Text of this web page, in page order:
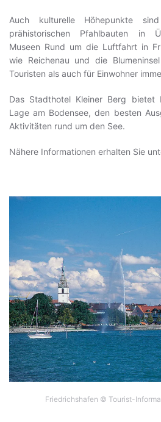
Auch kulturelle Höhepunkte
prähistorischen Pfahlbauten in
Museen Rund um die Luftfahrt in
wie Reichenau und die
Touristen als auch für Einwohner
Das Stadthotel Kleiner Berg bietet
Lage am Bodensee, den besten
Aktivitäten rund um den See.
Nähere Informationen erhalten Sie
Friedrichshafen © Tourist-